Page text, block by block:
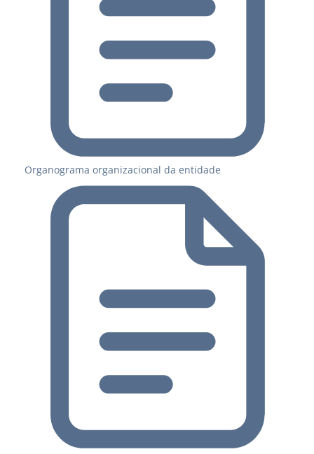
Organograma organizacional da entidade